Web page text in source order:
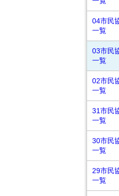
04市民
一覧
03市民
一覧
02市民
一覧
31市民
一覧
30市民
一覧
29市民
一覧